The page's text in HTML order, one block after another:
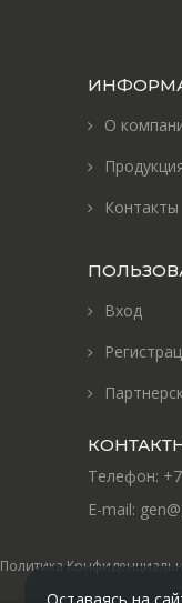
О
Контакты
Вход
Телефон:
E-mail:
Политика